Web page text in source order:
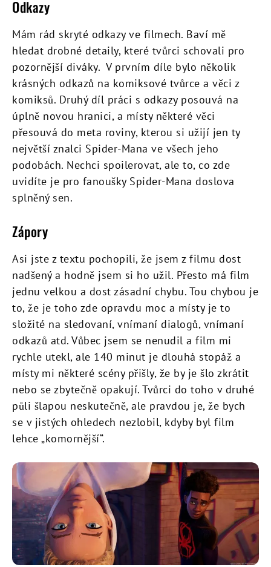
Odkazy
Mám rád skryté odkazy ve filmech. Baví mě
hledat drobné detaily, které tvůrci schovali pro
pozornější diváky. V prvním díle bylo několik
krásných odkazů na komiksové tvůrce a věci z
komiksů. Druhý díl práci s odkazy posouvá na
úplně novou hranici, a místy některé věci
přesouvá do meta roviny, kterou si užijí jen ty
největší znalci Spider-Mana ve všech jeho
podobách. Nechci spoilerovat, ale to, co zde
uvidíte je pro fanoušky Spider-Mana doslova
splněný sen.
Zápory
Asi jste z textu pochopili, že jsem z filmu dost
nadšený a hodně jsem si ho užil. Přesto má film
jednu velkou a dost zásadní chybu. Tou chybou je
to, že je toho zde opravdu moc a místy je to
složité na sledovaní, vnímaní dialogů, vnímaní
odkazů atd. Vůbec jsem se nenudil a film mi
rychle utekl, ale 140 minut je dlouhá stopáž a
místy mi některé scény přišly, že by je šlo zkrátit
nebo se zbytečně opakují. Tvůrci do toho v druhé
půli šlapou neskutečně, ale pravdou je, že bych
se v jistých ohledech nezlobil, kdyby byl film
lehce „komornější“.